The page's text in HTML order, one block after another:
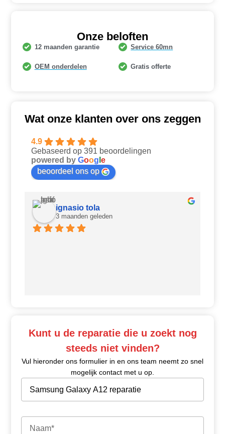
Onze beloften
12 maanden garantie Service 60mn
OEM onderdelen Gratis offerte
Wat onze klanten over ons zeggen
4.9
Gebaseerd op 391 beoordelingen
powered byGoog le
beoordeel ons op
ignasio tola
3 maanden geleden
Kunt u de reparatie die u zoekt nog
steeds niet vinden?
Vul hieronder ons formulier in en ons team neemt zo snel
mogelijk contact met u op.